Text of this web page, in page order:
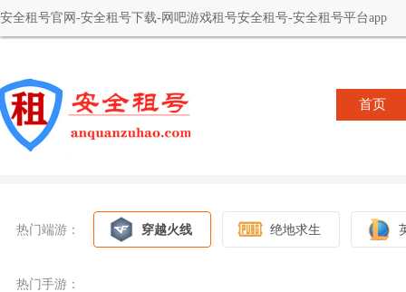
安全租号官网-安全租号下载-网吧游戏租号安全租号-安全租号平台app
首页
热门端游： 穿越火线 绝地求生
热门手游：